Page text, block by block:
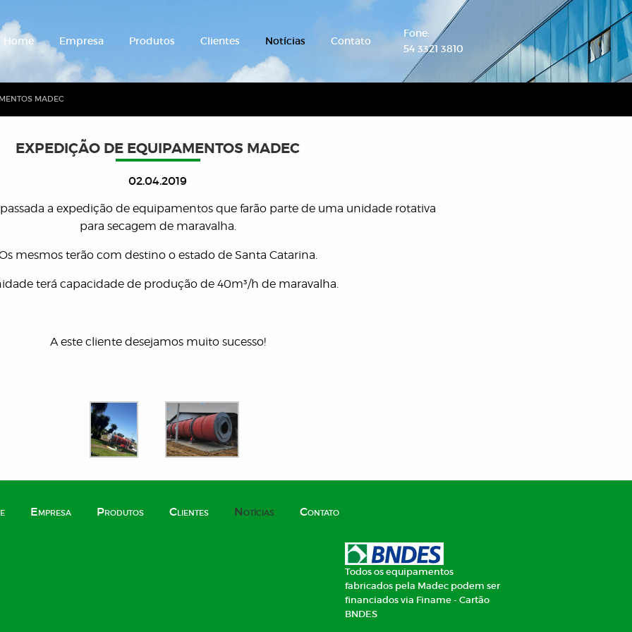
Home Empresa Produtos Clientes Notícias Contato
Fone:
54 3321 3810
MADEC
EXPEDIÇÃO DE EQUIPAMENTOS MADEC
02.04.2019
a expedição de equipamentos que farão parte de uma unidade rotativa
para secagem de maravalha.
mesmos terão com destino o estado de Santa Catarina.
terá capacidade de produção de 40m³/h de maravalha.
A este cliente desejamos muito sucesso!
Empresa Produtos Clientes Notícias Contato
Todos os equipamentos
fabricados pela Madec podem ser
financiados via Finame - Cartão
BNDES